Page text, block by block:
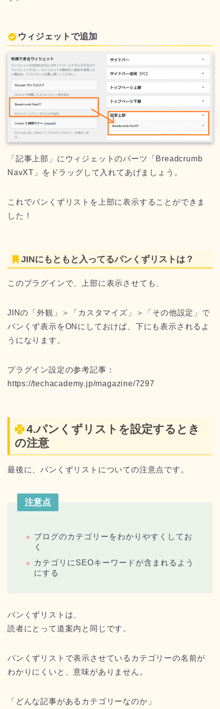
ウィジェットで追加
「記事上部」にウィジェットのパーツ「Breadcrumb
NavXT」をドラッグして入れてあげましょう。
これでパンくずリストを上部に表示することができま
した！
JINにもともと入ってるパンくずリストは？
このプラグインで、上部に表示させても、
JINの「外観」＞「カスタマイズ」＞「その他設定」で
パンくず表示をONにしておけば、下にも表示されるよ
うになります。
プラグイン設定の参考記事：
https://techacademy.jp/magazine/7297
4.パンくずリストを設定するとき
の注意
最後に、パンくずリストについての注意点です。
注意点
ブログのカテゴリーをわかりやすくしてお
く
カテゴリにSEOキーワードが含まれるよう
にする
パンくずリストは、
読者にとって道案内と同じです。
パンくずリストで表示させているカテゴリーの名前が
わかりにくいと、意味がありません。
「どんな記事があるカテゴリーなのか」